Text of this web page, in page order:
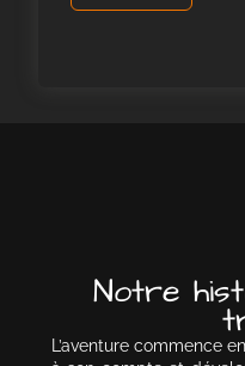
Notre
L’aventure commence